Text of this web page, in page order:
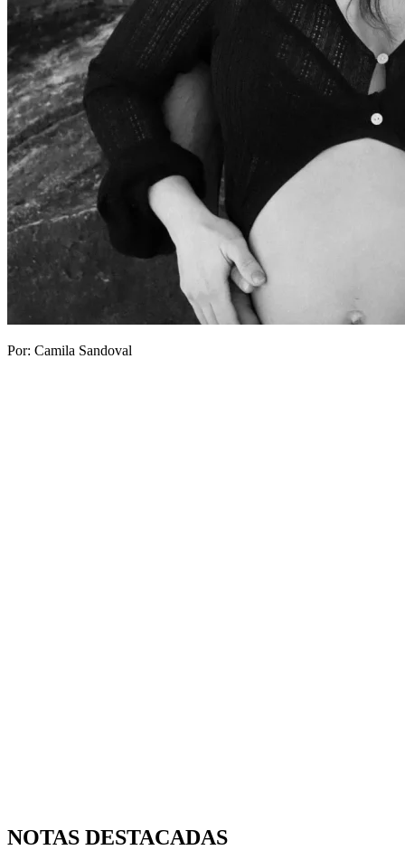
Por: Camila Sandoval
NOTAS DESTACADAS